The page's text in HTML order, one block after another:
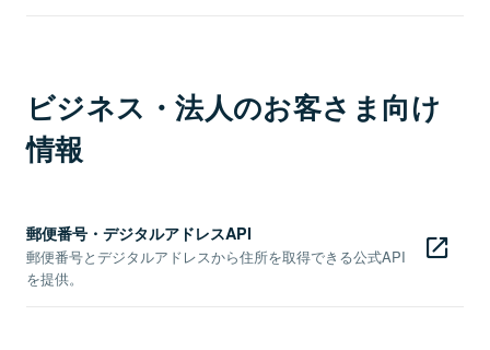
ビジネス・法人のお客さま向け
情報
郵便番号・デジタルアドレスAPI
郵便番号とデジタルアドレスから住所を取得できる公式API
を提供。